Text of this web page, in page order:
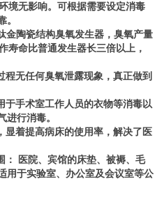
境无影响。可根据需要设定消毒
。
金陶瓷结构臭氧发生器，臭氧产量
寿命比普通发生器长三倍以上，
程无任何臭氧泄露现象，真正做到
于手术室工作人员的衣物等消毒以
进行消毒。
显着提高病床的使用率，解决了医
： 医院、宾馆的床垫、被褥、毛
用于实验室、办公室及会议室等公